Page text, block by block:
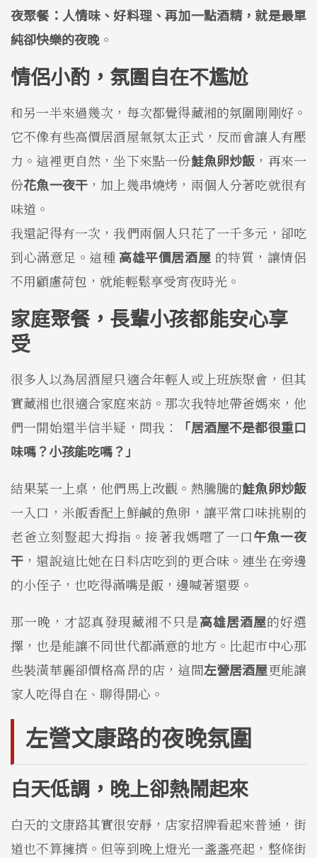
夜聚餐：人情味、好料理、再加一點酒精，就是最單
純卻快樂的夜晚 。
情侶小酌，氛圍自在不尷尬
和另一半來過幾次，每次都覺得藏湘的氛圍剛剛好。
它不像有些高價居酒屋氣氛太正式，反而會讓人有壓
力。這裡更自然，坐下來點一份鮭魚卵炒飯 ，再來一
份花魚一夜干 ，加上幾串燒烤，兩個人分著吃就很有
味道。
我還記得有一次，我們兩個人只花了一千多元，卻吃
到心滿意足。這種 高雄平價居酒屋 的特質，讓情侶
不用顧慮荷包，就能輕鬆享受宵夜時光。
家庭聚餐，長輩小孩都能安心享
受
很多人以為居酒屋只適合年輕人或上班族聚會，但其
實藏湘也很適合家庭來訪。那次我特地帶爸媽來，他
們一開始還半信半疑，問我：
「居酒屋不是都很重口
味嗎？小孩能吃嗎？」
結果菜一上桌，他們馬上改觀。熱騰騰的鮭魚卵炒飯
一入口，米飯香配上鮮鹹的魚卵，讓平常口味挑剔的
老爸立刻豎起大拇指。接著我媽嚐了一口午魚一夜
干 ，還說這比她在日料店吃到的更合味。連坐在旁邊
的小侄子，也吃得滿嘴是飯，邊喊著還要。
那一晚，才認真發現藏湘不只是高雄居酒屋的好選
擇，也是能讓不同世代都滿意的地方。比起市中心那
些裝潢華麗卻價格高昂的店，這間左營居酒屋更能讓
家人吃得自在、聊得開心。
左營文康路的夜晚氛圍
白天低調，晚上卻熱鬧起來
白天的文康路其實很安靜，店家招牌看起來普通，街
道也不算擁擠。但等到晚上燈光一盞盞亮起，整條街